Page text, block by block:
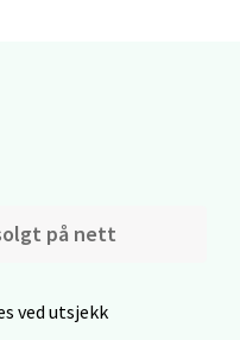
på nett
ved utsjekk
Mo i Rana
Mo i Rana